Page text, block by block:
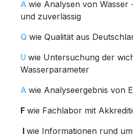
A wie Analysen von Wasser
und zuverlässig
Q wie Qualität aus
U wie Untersuchung der
Wasserparameter
A wie Analyseergebnis von
F wie Fachlabor mit
I wie Informationen rund